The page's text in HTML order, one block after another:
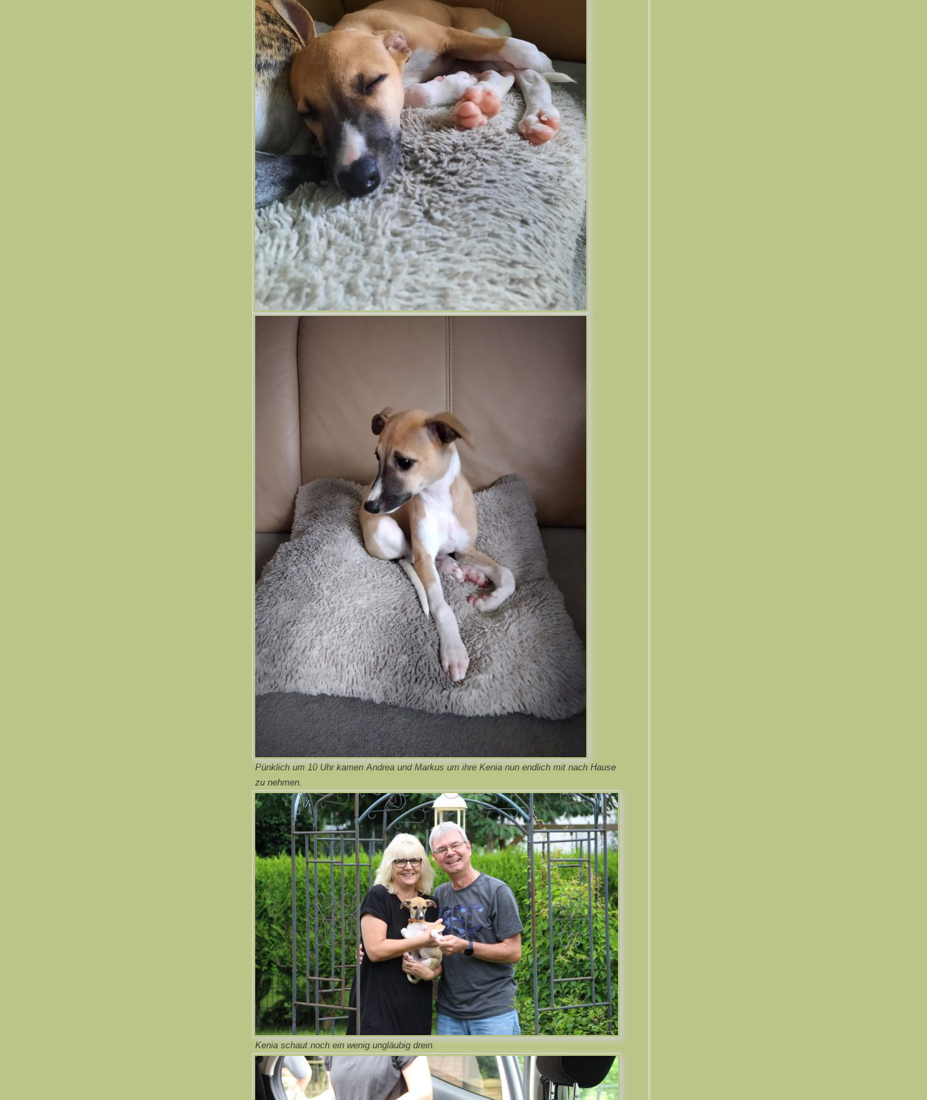
Pünklich um 10 Uhr kamen Andrea und Markus um ihre Kenia nun endlich mit nach Hause
zu nehmen.
Kenia schaut noch ein wenig ungläubig drein.